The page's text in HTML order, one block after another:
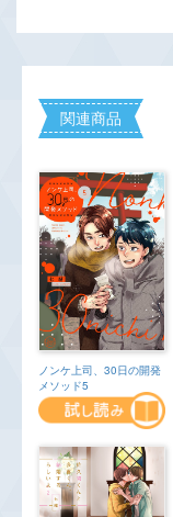
関連商品
ノンケ上司、30日の開発
メソッド5